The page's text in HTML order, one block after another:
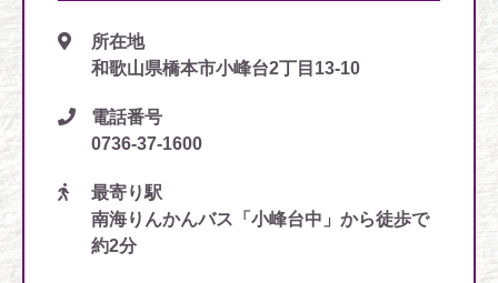
所在地
和歌山県橋本市小峰台2丁目13-10
電話番号
0736-37-1600
最寄り駅
南海りんかんバス「小峰台中」から徒歩で
約2分